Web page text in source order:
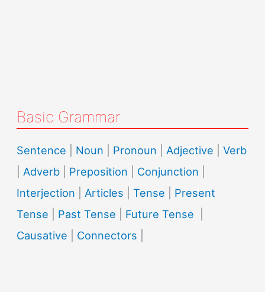
Basic Grammar
Sentence Noun Pronoun Adjective |Verb
Adverb Preposition Conjunction
Interjection
Articles |Tense
Present
Tense
Past Tense Future Tense
Causative
Connectors